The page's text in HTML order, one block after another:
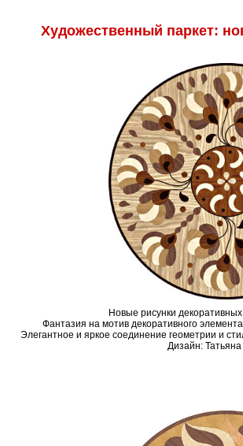
Художественный паркет:
Новые рисунки
Фантазия на мотив декоративного
Элегантное и яркое соединение геометрии и
Дизайн: